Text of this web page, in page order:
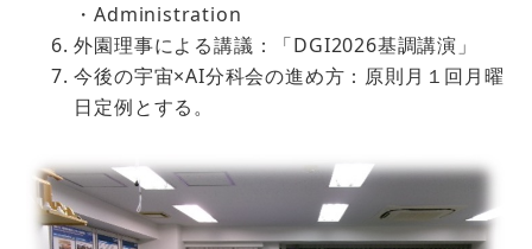
・Administration
外園理事による講議：「DGI2026基調講演」
今後の宇宙×AI分科会の進め方：原則月１回月曜
日定例とする。